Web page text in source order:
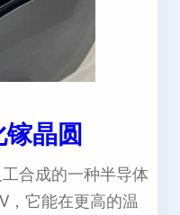
晶圆
合成的一种半导体
，它能在更高的温